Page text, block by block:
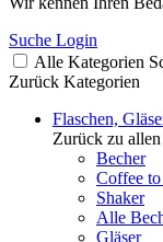
Suche Login
Alle Kategorien
Zurück Kategorien
Flaschen,
Zurück zu
Becher
Coffee
Shaker
Alle
Gläser